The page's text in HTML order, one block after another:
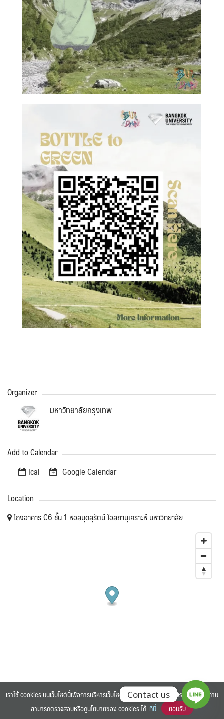
Search
for:
Search
Organizer
มหาวิทยาลัยกรุงเทพ
Add to Calendar
Ical Google Calendar
Location
โถงอาคาร C6 ชั้น 1 หอสมุดสุรัตน์ โอสถานุเคราะห์ มหาวิทยาลัย
Share our event
เราใช้ cookies บนเว็บไซต์นี้เพื่อการบริหารเว็บไซต์ และเพิ่มประสิทธิภาพการใช้งานของท่าน
สามารถตรวจสอบหรือดูนโยบายของ cookies ได้ ที่นี่ ยอมรับ
Contact us